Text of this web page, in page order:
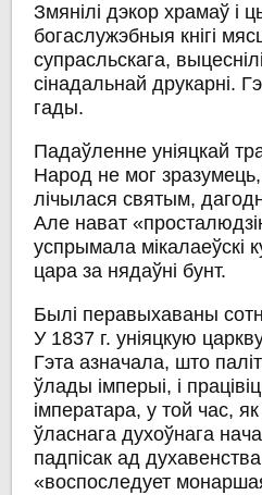
Змянілі дэкор храмаў і
богаслужэбныя кнігі
супрасльскага,
сінадальнай друкарні.
гады.
Падаўленне уніяцкай
Народ не мог
лічылася святым,
Але нават
успрымала мікалаеўскі
цара за нядаўні бунт.
Былі перавыхаваны
У 1837 г. уніяцкую
Гэта азначала, што
ўлады імперыі, і
імператара, у той час,
ўласнага духоўнага
падпісак ад
«воспоследует